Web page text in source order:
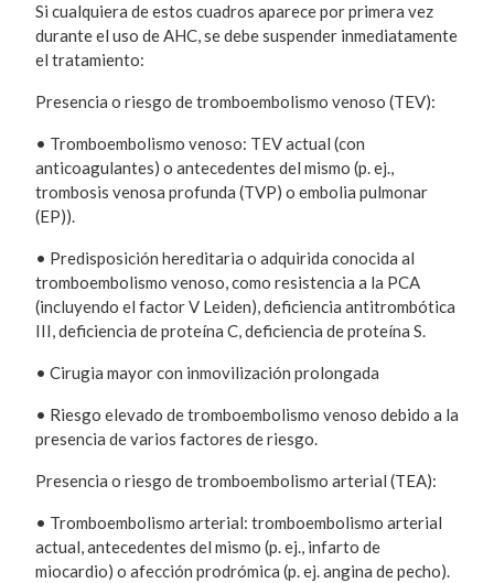
Si cualquiera de estos cuadros aparece por primera vez
durante el uso de AHC, se debe suspender inmediatamente
el tratamiento:
Presencia o riesgo de tromboembolismo venoso (TEV):
• Tromboembolismo venoso: TEV actual (con
anticoagulantes) o antecedentes del mismo (p. ej.,
trombosis venosa profunda (TVP) o embolia pulmonar
(EP)).
• Predisposición hereditaria o adquirida conocida al
tromboembolismo venoso, como resistencia a la PCA
(incluyendo el factor V Leiden), deficiencia antitrombótica
III, deficiencia de proteína C, deficiencia de proteína S.
• Cirugia mayor con inmovilización prolongada
• Riesgo elevado de tromboembolismo venoso debido a la
presencia de varios factores de riesgo.
Presencia o riesgo de tromboembolismo arterial (TEA):
• Tromboembolismo arterial: tromboembolismo arterial
actual, antecedentes del mismo (p. ej., infarto de
miocardio) o afección prodrómica (p. ej. angina de pecho).